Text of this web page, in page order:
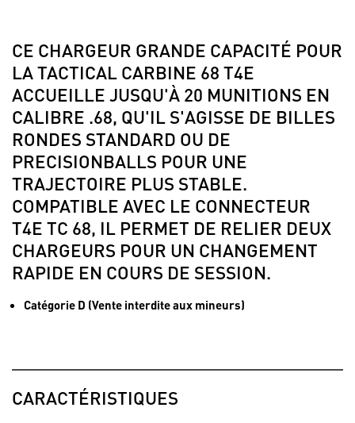
CE CHARGEUR GRANDE CAPACITÉ POUR
LA TACTICAL CARBINE 68 T4E
ACCUEILLE JUSQU'À 20 MUNITIONS EN
CALIBRE .68, QU'IL S'AGISSE DE BILLES
RONDES STANDARD OU DE
PRECISIONBALLS POUR UNE
TRAJECTOIRE PLUS STABLE.
COMPATIBLE AVEC LE CONNECTEUR
T4E TC 68, IL PERMET DE RELIER DEUX
CHARGEURS POUR UN CHANGEMENT
RAPIDE EN COURS DE SESSION.
Catégorie D (Vente interdite aux mineurs)
CARACTÉRISTIQUES